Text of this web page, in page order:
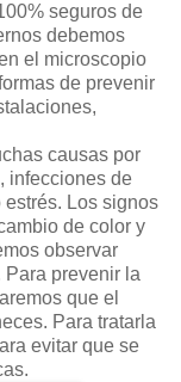
seguros de
debemos
el microscopio
de prevenir
causas por
infecciones de
Los signos
de color y
observar
prevenir la
que el
Para tratarla
evitar que se